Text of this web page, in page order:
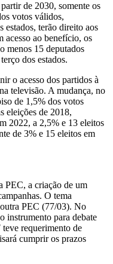
de 2030, somente os
votos válidos,
estados, terão direito aos
acesso ao benefício, os
menos 15 deputados
dos estados.
o acesso dos partidos à
televisão. A mudança, no
de 1,5% dos votos
eleições de 2018,
2022, a 2,5% e 13 eleitos
de 3% e 15 eleitos em
PEC, a criação de um
O tema
PEC (77/03). No
instrumento para debate
requerimento de
cumprir os prazos